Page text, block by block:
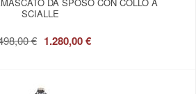
SCIALLE
€ 1.280,00 €